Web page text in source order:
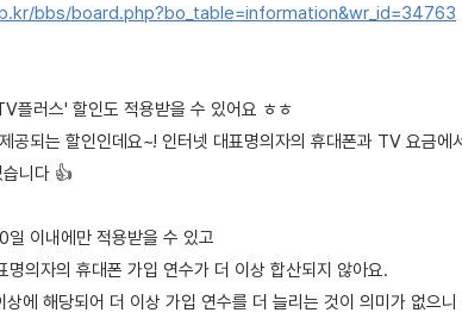
bbs/board.php?bo_table=information&wr_id=34763
플러스' 할인도 적용받을 수 있어요 ㅎㅎ
공되는 할인인데요~! 인터넷 대표명의자의 휴대폰과 TV 요금에
니다 👍
이내에만 적용받을 수 있고
의자의 휴대폰 가입 연수가 더 이상 합산되지 않아요.
에 해당되어 더 이상 가입 연수를 더 늘리는 것이 의미가 없으